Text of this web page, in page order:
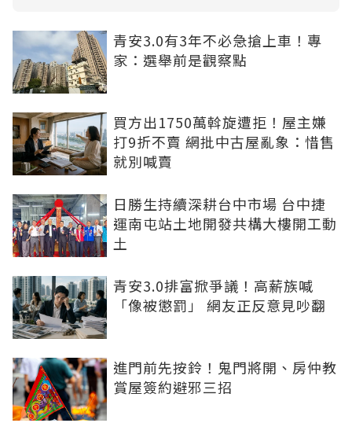
青安3.0有3年不必急搶上車！專
家：選舉前是觀察點
買方出1750萬斡旋遭拒！屋主嫌
打9折不賣 網批中古屋亂象：惜售
就別喊賣
日勝生持續深耕台中市場 台中捷
運南屯站土地開發共構大樓開工動
土
青安3.0排富掀爭議！高薪族喊
「像被懲罰」 網友正反意見吵翻
進門前先按鈴！鬼門將開、房仲教
賞屋簽約避邪三招